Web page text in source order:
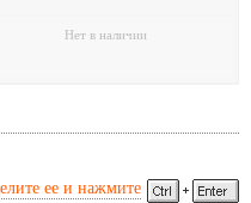
Нет в наличии
ее и нажмите